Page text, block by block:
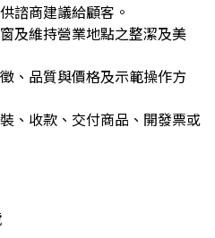
諮商建議給顧客。
及維持營業地點之整潔及美
、品質與價格及示範操作方
、收款、交付商品、開發票或